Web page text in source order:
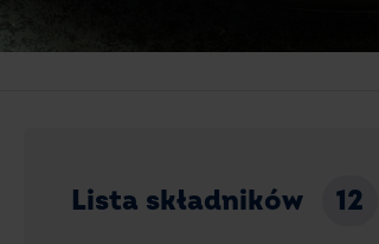
Lista składników 12